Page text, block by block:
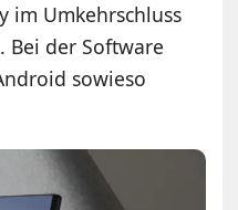
im Umkehrschluss
Bei der Software
sowieso